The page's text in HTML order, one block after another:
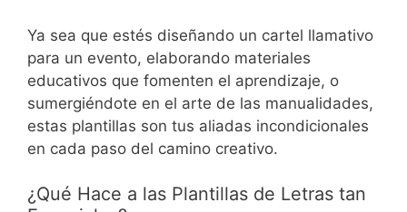
Ya sea que estés diseñando un cartel llamativo
para un evento, elaborando materiales
educativos que fomenten el aprendizaje, o
sumergiéndote en el arte de las manualidades,
estas plantillas son tus aliadas incondicionales
en cada paso del camino creativo.
¿Qué Hace a las Plantillas de Letras tan